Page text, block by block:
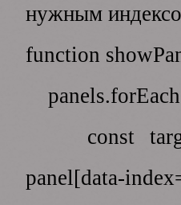
нужным
function
const target
panel[data-